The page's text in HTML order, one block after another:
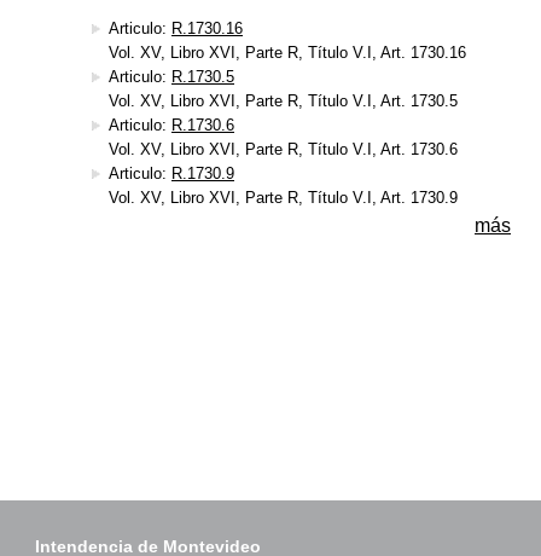
Articulo: R.1730.16
Vol. XV, Libro XVI, Parte R, Título V.I, Art. 1730.16
Articulo: R.1730.5
Vol. XV, Libro XVI, Parte R, Título V.I, Art. 1730.5
Articulo: R.1730.6
Vol. XV, Libro XVI, Parte R, Título V.I, Art. 1730.6
Articulo: R.1730.9
Vol. XV, Libro XVI, Parte R, Título V.I, Art. 1730.9
más
Intendencia de Montevideo